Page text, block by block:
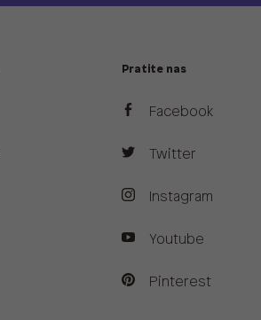
Pratite nas
Facebook
Twitter
Instagram
Youtube
Pinterest